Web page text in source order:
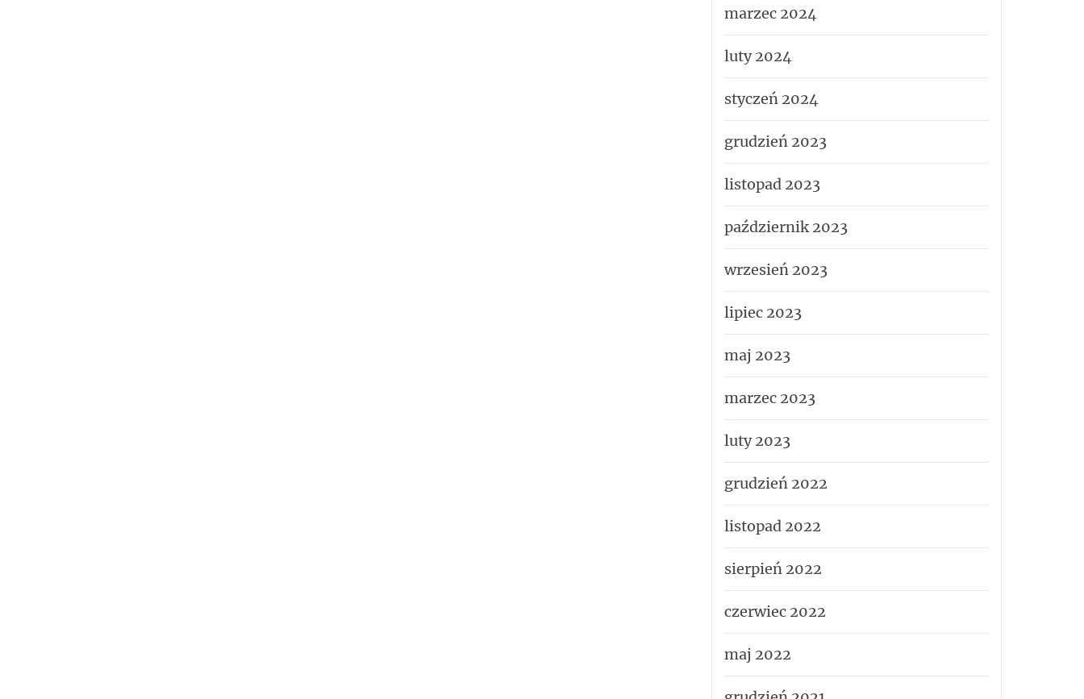
marzec 2024
luty 2024
styczeń 2024
grudzień 2023
listopad 2023
październik 2023
wrzesień 2023
lipiec 2023
maj 2023
marzec 2023
luty 2023
grudzień 2022
listopad 2022
sierpień 2022
czerwiec 2022
maj 2022